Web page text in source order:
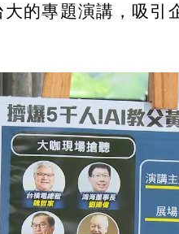
的專題演講，吸引